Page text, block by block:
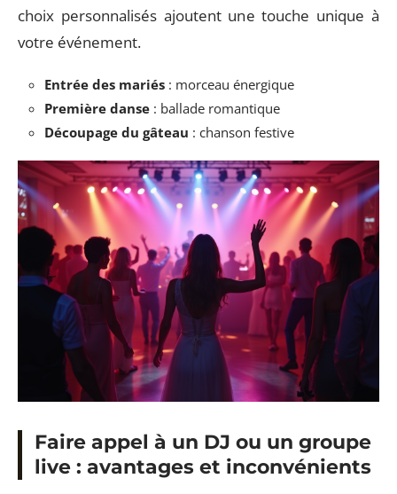
choix personnalisés ajoutent une touche unique à
votre événement.
Entrée des mariés : morceau énergique
Première danse : ballade romantique
Découpage du gâteau : chanson festive
Faire appel à un DJ ou un groupe
live : avantages et inconvénients